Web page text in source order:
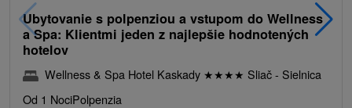
Ubytovanie s polpenziou a vstupom do Wellness
a Spa: Klientmi jeden z najlepšie hodnotených
hotelov
Wellness & Spa Hotel Kaskady ★★★★ Sliač - Sielnica
Od 1 NociPolpenzia